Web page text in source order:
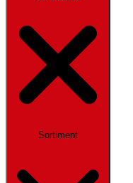
Sortiment